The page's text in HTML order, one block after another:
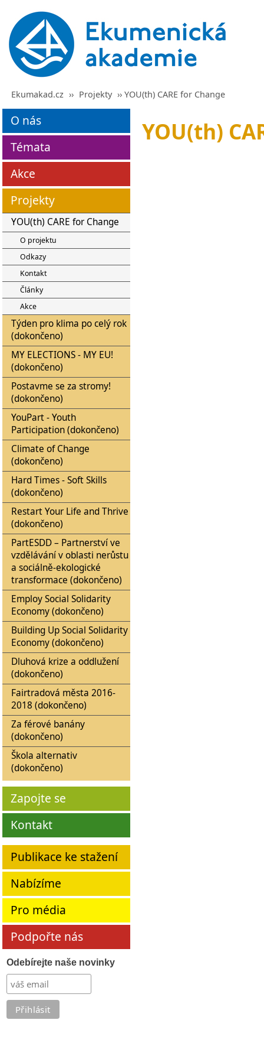
Ekumakad.cz ›› Projekty ›› YOU(th) CARE for Change
O nás
Témata
Akce
Projekty
YOU(th) CARE for Change
O projektu
Odkazy
Kontakt
Články
Akce
Týden pro klima po celý rok
(dokončeno)
MY ELECTIONS - MY EU!
(dokončeno)
Postavme se za stromy!
(dokončeno)
YouPart - Youth
Participation (dokončeno)
Climate of Change
(dokončeno)
Hard Times - Soft Skills
(dokončeno)
Restart Your Life and Thrive
(dokončeno)
PartESDD – Partnerství ve
vzdělávání v oblasti nerůstu
a sociálně-ekologické
transformace (dokončeno)
Employ Social Solidarity
Economy (dokončeno)
Building Up Social Solidarity
Economy (dokončeno)
Dluhová krize a oddlužení
(dokončeno)
Fairtradová města 2016-
2018 (dokončeno)
Za férové banány
(dokončeno)
Škola alternativ
(dokončeno)
Zapojte se
Kontakt
Publikace ke stažení
Nabízíme
Pro média
Podpořte nás
Odebírejte naše novinky
YOU(th)